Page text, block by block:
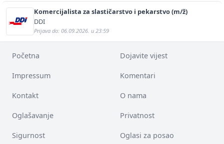
Komercijalista za slastičarstvo i pekarstvo (m/ž)
DDI
Prijava do: 06.09.2026. u 23:59
Početna Dojavite vijest
Impressum Komentari
Kontakt O nama
Oglašavanje Privatnost
Sigurnost Oglasi za posao